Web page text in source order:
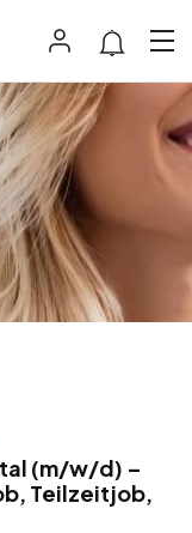
(m/w/d) –
Teilzeitjob,